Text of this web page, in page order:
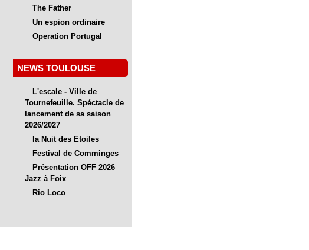
The Father
Un espion ordinaire
Operation Portugal
NEWS TOULOUSE
L'escale - Ville de
Tournefeuille. Spéctacle de
lancement de sa saison
2026/2027
la Nuit des Etoiles
Festival de Comminges
Présentation OFF 2026
Jazz à Foix
Rio Loco